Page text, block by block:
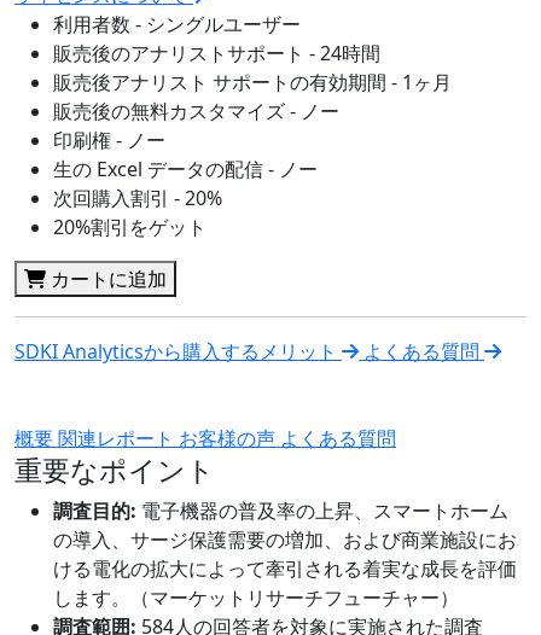
利用者数 - シングルユーザー
販売後のアナリストサポート - 24時間
販売後アナリスト サポートの有効期間 - 1ヶ月
販売後の無料カスタマイズ - ノー
印刷権 - ノー
生の Excel データの配信 - ノー
次回購入割引 - 20%
20%割引をゲット
カートに追加
SDKI Analyticsから購入するメリット よくある質問
概要関連レポート お客様の声 よくある質問
重要なポイント
調査目的: 電子機器の普及率の上昇、スマートホーム
の導入、サージ保護需要の増加、および商業施設にお
ける電化の拡大によって牽引される着実な成長を評価
します。（マーケットリサーチフューチャー）
調査範囲: 584人の回答者を対象に実施された調査